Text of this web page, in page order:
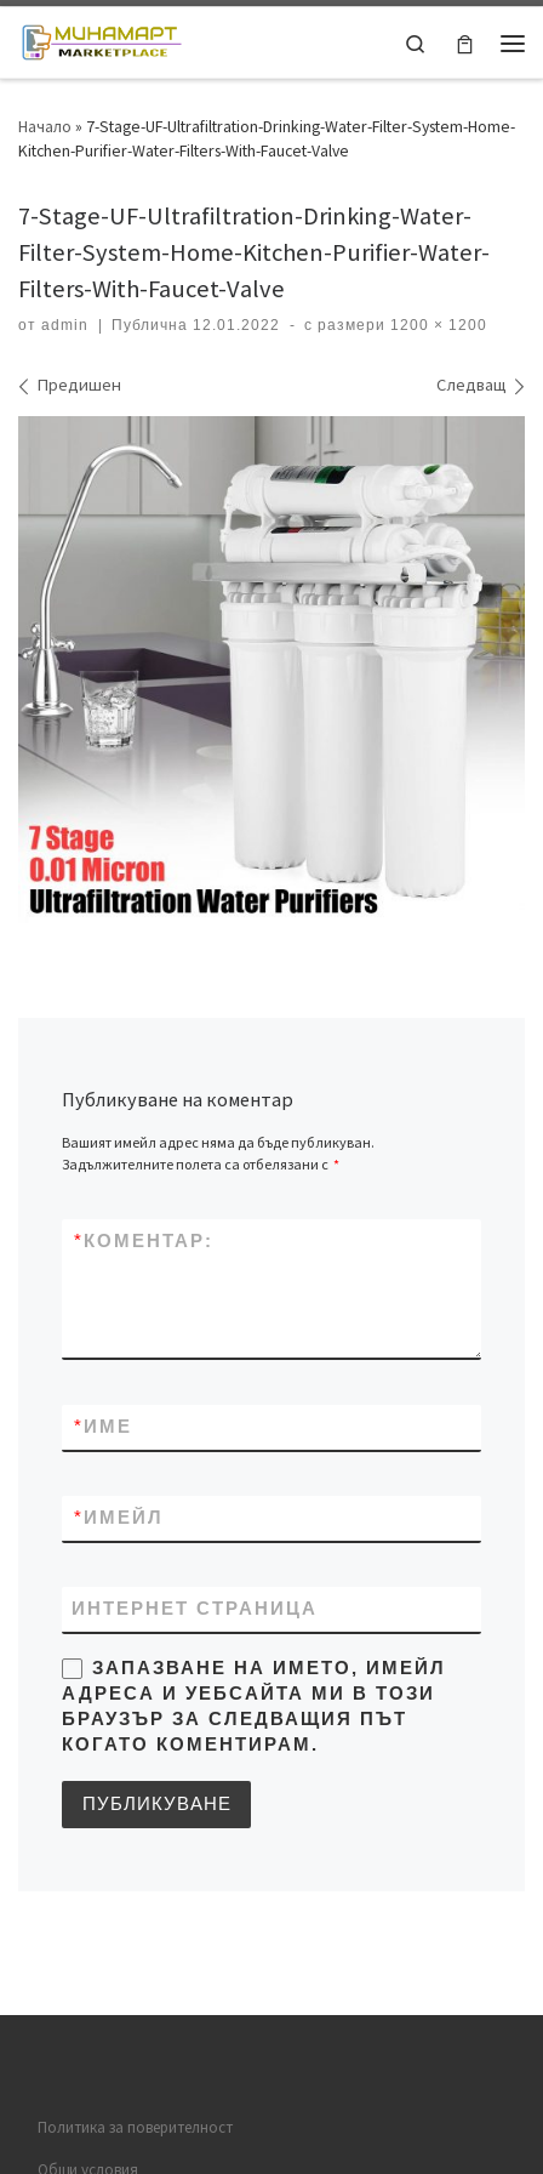
Skip to content
Search
Начало » 7-Stage-UF-Ultrafiltration-Drinking-Water-Filter-System-Home-
Kitchen-Purifier-Water-Filters-With-Faucet-Valve
7-Stage-UF-Ultrafiltration-Drinking-Water-
Filter-System-Home-Kitchen-Purifier-Water-
Filters-With-Faucet-Valve
от admin Публична 12.01.2022 - с размери 1200 × 1200
Навигация на изображения
Предишен Следващ
Публикуване на коментар
Вашият имейл адрес няма да бъде публикуван.
Задължителните полета са отбелязани с *
КОМЕНТАР:
*
ИМЕ
*
ИМЕЙЛ
*
ИНТЕРНЕТ СТРАНИЦА
ЗАПАЗВАНЕ НА ИМЕТО, ИМЕЙЛ
АДРЕСА И УЕБСАЙТА МИ В ТОЗИ
БРАУЗЪР ЗА СЛЕДВАЩИЯ ПЪТ
КОГАТО КОМЕНТИРАМ.
Политика за поверителност